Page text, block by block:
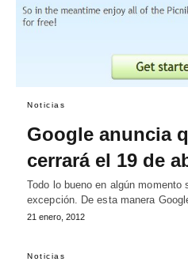
Noticias
Google anuncia
cerrará el 19 de
Todo lo bueno en algún
excepción. De esta manera
21 enero, 2012
Noticias